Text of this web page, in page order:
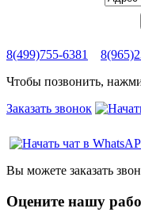
8(499)755-6381
Чтобы позвонить,
Заказать звонок
Вы можете заказать
Оцените нашу